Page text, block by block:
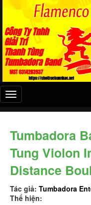
Đây
là
menu
Tumbadora
Tung Violon
Distance
Tác giả: Tumbadora
Thể hiện: